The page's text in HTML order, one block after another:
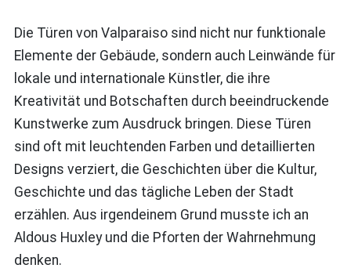
Die Türen von Valparaiso sind nicht nur funktionale
Elemente der Gebäude, sondern auch Leinwände für
lokale und internationale Künstler, die ihre
Kreativität und Botschaften durch beeindruckende
Kunstwerke zum Ausdruck bringen. Diese Türen
sind oft mit leuchtenden Farben und detaillierten
Designs verziert, die Geschichten über die Kultur,
Geschichte und das tägliche Leben der Stadt
erzählen. Aus irgendeinem Grund musste ich an
Aldous Huxley und die Pforten der Wahrnehmung
denken.